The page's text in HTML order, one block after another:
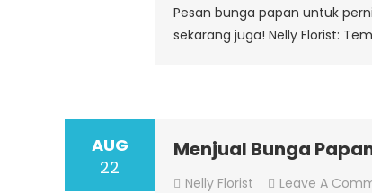
Pesan bunga papan untuk
sekarang juga! Nelly Florist:
AUG
22
Menjual Bunga
Nelly Florist Leave A